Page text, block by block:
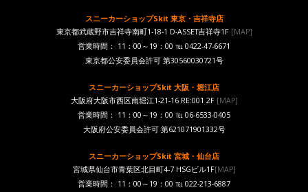
スニーカーショップSkit 東京・吉祥寺店
東京都武蔵野市吉祥寺南町1-18-1 D-ASSET吉祥寺1F [MAP]
営業時間： 11：00～19：00 ℡ 0422-47-6671
東京都公安委員会許可 第30560030721号
スニーカーショップSkit 大阪・堀江店
大阪府大阪市西区南堀江1-21-16 RE:001 2F[MAP]
営業時間： 11：00～19：00 ℡ 06-6533-0405
大阪府公安委員会許可 第621071901332号
スニーカーショップSkit 宮城・仙台店
宮城県仙台市青葉区北目町4-7 HSGビル1F[MAP]
営業時間： 11：00～19：00 ℡ 022-213-6887